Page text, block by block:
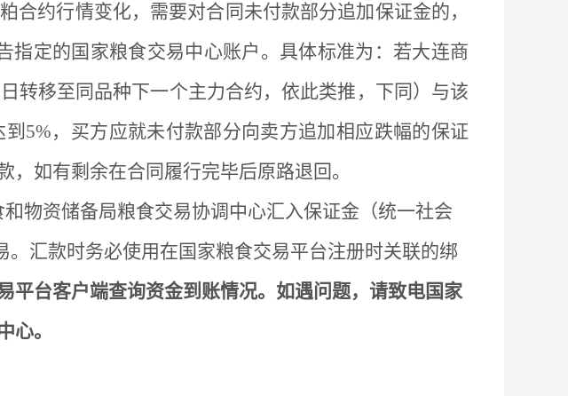
约行情变化，需要对合同未付款部分追加保证金的，
指定的国家粮食交易中心账户。具体标准为：若大连商
转移至同品种下一个主力合约，依此类推，下同）与该
5%，买方应就未付款部分向卖方追加相应跌幅的保证
如有剩余在合同履行完毕后原路退回。
物资储备局粮食交易协调中心汇入保证金（统一社会
。汇款时务必使用在国家粮食交易平台注册时关联的绑
平台客户端查询资金到账情况。如遇问题，请致电国家
心。